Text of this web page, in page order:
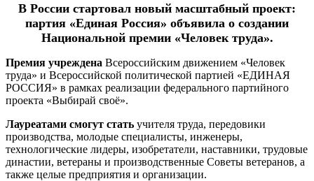
В России стартовал новый масштабный проект:
партия «Единая Россия» объявила о создании
Национальной премии «Человек труда».
Премия учреждена Всероссийским движением «Человек
труда» и Всероссийской политической партией «ЕДИНАЯ
РОССИЯ» в рамках реализации федерального партийного
проекта «Выбирай своё».
Лауреатами смогут стать учителя труда, передовики
производства, молодые специалисты, инженеры,
технологические лидеры, изобретатели, наставники, трудовые
династии, ветераны и производственные Советы ветеранов, а
также целые предприятия и организации.